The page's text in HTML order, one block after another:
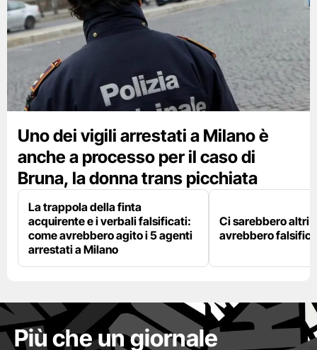
Uno dei vigili arrestati a Milano è
anche a processo per il caso di
Bruna, la donna trans picchiata
La trappola della finta
acquirente e i verbali falsificati:
come avrebbero agito i 5 agenti
arrestati a Milano
Ci sarebbero altri
avrebbero
Più che un giornale